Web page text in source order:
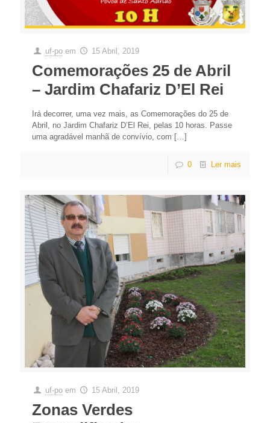
uf-po em 15 Abril, 2019
Comemorações 25 de Abril
– Jardim Chafariz D’El Rei
Irá decorrer, uma vez mais, as Comemorações do 25 de
Abril, no Jardim Chafariz D’El Rei, pelas 10 horas. Passe
uma agradável manhã de convívio, com […]
0 Ler mais
uf-po em 15 Abril, 2019
Zonas Verdes